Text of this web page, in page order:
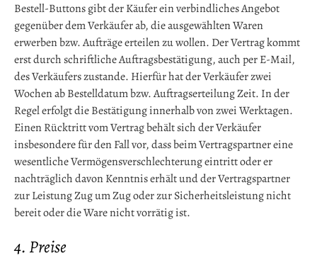
Bestell-Buttons gibt der Käufer ein verbindliches Angebot
gegenüber dem Verkäufer ab, die ausgewählten Waren
erwerben bzw. Aufträge erteilen zu wollen. Der Vertrag kommt
erst durch schriftliche Auftragsbestätigung, auch per E-Mail,
des Verkäufers zustande. Hierfür hat der Verkäufer zwei
Wochen ab Bestelldatum bzw. Auftragserteilung Zeit. In der
Regel erfolgt die Bestätigung innerhalb von zwei Werktagen.
Einen Rücktritt vom Vertrag behält sich der Verkäufer
insbesondere für den Fall vor, dass beim Vertragspartner eine
wesentliche Vermögensverschlechterung eintritt oder er
nachträglich davon Kenntnis erhält und der Vertragspartner
zur Leistung Zug um Zug oder zur Sicherheitsleistung nicht
bereit oder die Ware nicht vorrätig ist.
4. Preise